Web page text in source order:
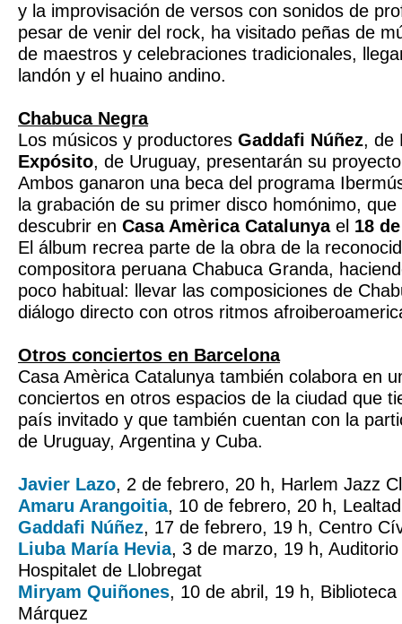
y la improvisación de versos con sonidos de
pesar de venir del rock, ha visitado peñas de
de maestros y celebraciones tradicionales,
landón y el huaino andino.
Chabuca Negra
Los músicos y productores Gaddafi Núñez, de
Expósito, de Uruguay, presentarán su
Ambos ganaron una beca del programa
la grabación de su primer disco homónimo,
descubrir en Casa Amèrica Catalunyael 18
El álbum recrea parte de la obra de la
compositora peruana Chabuca Granda,
poco habitual: llevar las composiciones de
diálogo directo con otros ritmos
Otros conciertos en Barcelona
Casa Amèrica Catalunya también colabora en
conciertos en otros espacios de la ciudad que
país invitado y que también cuentan con la
de Uruguay, Argentina y Cuba.
Javier Lazo, 2 de febrero, 20 h, Harlem Jazz
Amaru Arangoitia, 10 de febrero, 20 h,
Gaddafi Núñez, 17 de febrero, 19 h, Centro
Liuba María Hevia, 3 de marzo, 19 h,
Hospitalet de Llobregat
Miryam Quiñones, 10 de abril, 19 h,
Márquez